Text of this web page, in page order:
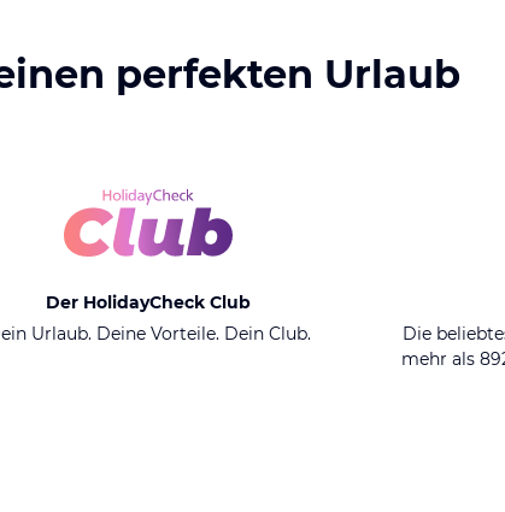
perfekten Urlaub
Der HolidayCheck Club
Urlaub. Deine Vorteile. Dein Club.
Die
mehr als